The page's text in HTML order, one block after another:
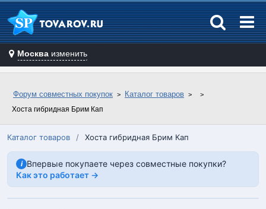
Москва изменить
Форум совместных покупок Каталог товаров
Хоста гибридная Брим Кап
Каталог товаров / Хоста гибридная Брим Кап
i Впервые покупаете через совместные покупки?
Как это работает →